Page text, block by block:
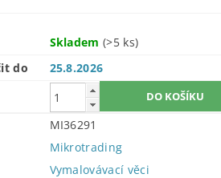
Skladem(>5 ks)
do
25.8.2026
MI36291
Mikrotrading
Vymalovávací věci